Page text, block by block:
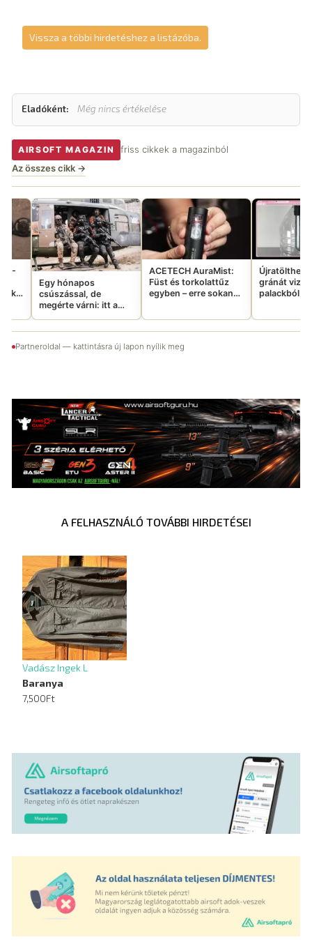
Vissza a többi hirdetéshez a listázóba.
Eladóként: Még nincs értékelése
AIRSOFT MAGAZIN
friss cikkek a magazinból
Az összes cikk →
de
várni: itt a
ACETECH AuraMist:
Füst és torkolattűz
egyben – erre sokan
vártatok
Újratölthető CO2
gránát vizes
palackból: tényleg
Partneroldal — kattintásra új lapon nyílik meg
A FELHASZNÁLÓ TOVÁBBI HIRDETÉSEI
Vadász Ingek L
Baranya
7,500Ft